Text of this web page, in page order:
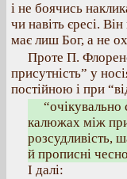
і не боячись
чи навіть єресі.
має лиш Бог, а не
Проте П.
присутність” у
постійною і при
“очікувально
калюжах між
розсудливість,
й прописні
І далі: